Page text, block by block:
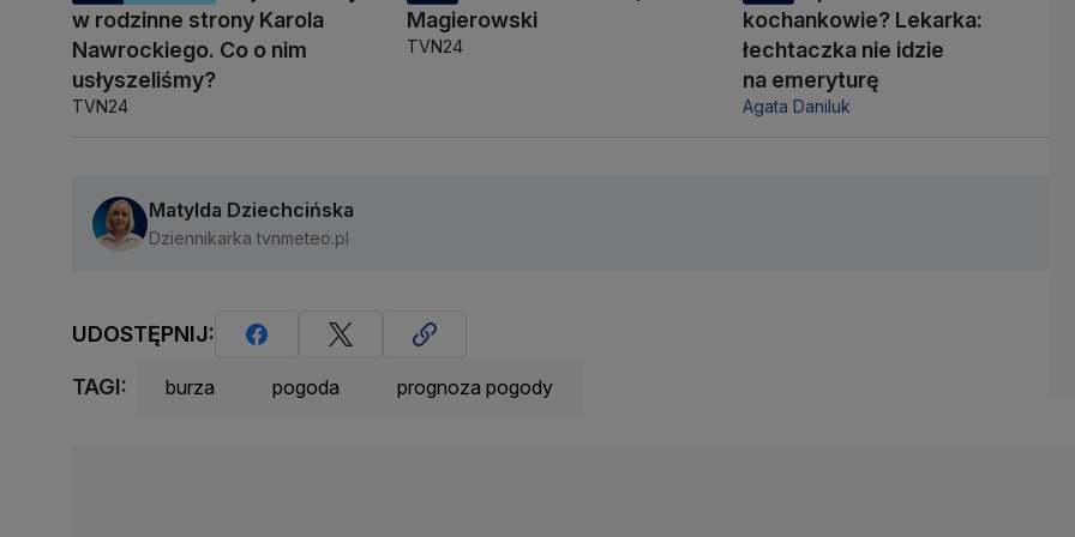
w rodzinne strony Karola
Nawrockiego. Co o nim
usłyszeliśmy?
TVN24
Magierowski
TVN24
kochankowie? Lekarka:
łechtaczka nie idzie
na emeryturę
Agata Daniluk
Matylda Dziechcińska
Dziennikarka tvnmeteo.pl
UDOSTĘPNIJ:
TAGI: burza pogoda prognoza pogody